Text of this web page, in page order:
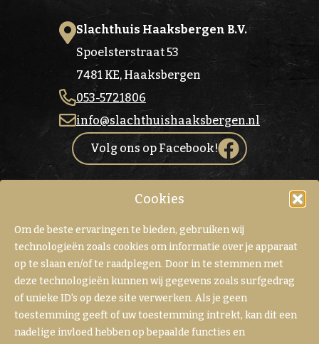
Cookies
Om de beste ervaringen te bieden, gebruiken wij
technologieën zoals cookies om informatie over je apparaat
op te slaan en/of te raadplegen. Door in te stemmen met
deze technologieën kunnen wij gegevens zoals surfgedrag
of unieke ID's op deze site verwerken. Als je geen
toestemming geeft of uw toestemming intrekt, kan dit een
nadelige invloed hebben op bepaalde functies en
Openingstijden van onze slagerij
MAGesloten
DI Gesloten
WOGesloten
DO Gesloten
VR Gesloten
Slachthuis Haaksbergen B.V.
Spoelsterstraat 53
7481 KE, Haaksbergen
053-5721806
info@slachthuishaaksbergen.nl
Volg ons op Facebook!